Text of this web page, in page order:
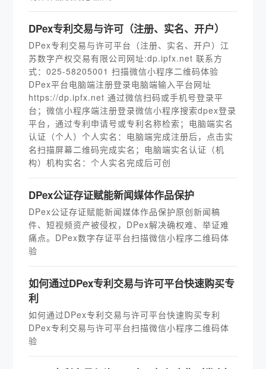
DPex专利交易与许可（注册、实名、开户）
DPex专利交易与许可平台（注册、实名、开户）江
苏数字产权交易有限公司网址:dp.ipfx.net 联系方
式：025-58205001 扫描微信小程序二维码体验
DPex平台电脑端注册登录电脑端输入平台网址
https://dp.ipfx.net 通过微信扫码或手机号登录平
台；微信小程序端注册登录微信小程序搜索dpex登录
平台，通过专利申请号或专利名称检索；电脑端实名
认证（个人）个人实名：电脑端完成注册后，点击实
名扫描屏幕二维码完成实名；电脑端实名认证（机
构）机构实名：个人实名完成后可创
DPex公证存证赋能新闻媒体作品保护
DPex公证存证赋能新闻媒体作品保护原创新闻稿
件、短视频资产被侵权，DPex解决确权难、举证难
痛点。DPex数字存证平台扫描微信小程序二维码体
验
如何通过DPex专利交易与许可平台快速购买专
利
如何通过DPex专利交易与许可平台快速购买专利
DPex专利交易与许可平台扫描微信小程序二维码体
验